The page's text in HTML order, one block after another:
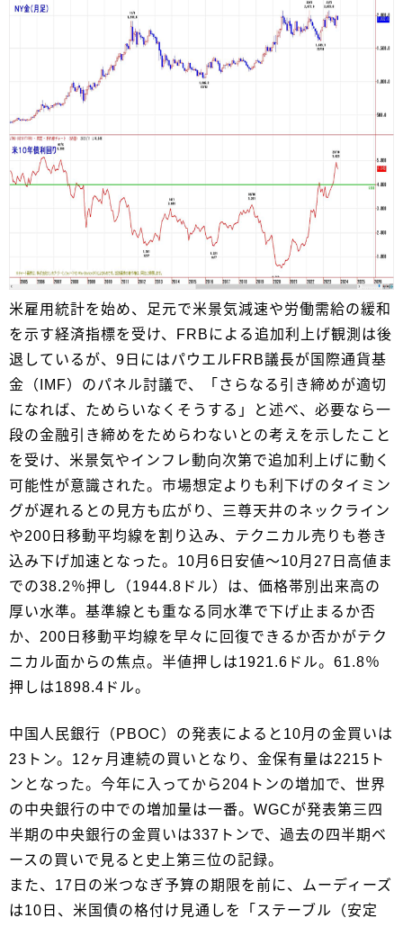
米雇用統計を始め、足元で米景気減速や労働需給の緩和
を示す経済指標を受け、FRBによる追加利上げ観測は後
退しているが、9日にはパウエルFRB議長が国際通貨基
金（IMF）のパネル討議で、「さらなる引き締めが適切
になれば、ためらいなくそうする」と述べ、必要なら一
段の金融引き締めをためらわないとの考えを示したこと
を受け、米景気やインフレ動向次第で追加利上げに動く
可能性が意識された。市場想定よりも利下げのタイミン
グが遅れるとの見方も広がり、三尊天井のネックライン
や200日移動平均線を割り込み、テクニカル売りも巻き
込み下げ加速となった。10月6日安値～10月27日高値ま
での38.2％押し（1944.8ドル）は、価格帯別出来高の
厚い水準。基準線とも重なる同水準で下げ止まるか否
か、200日移動平均線を早々に回復できるか否かがテク
ニカル面からの焦点。半値押しは1921.6ドル。61.8％
押しは1898.4ドル。
中国人民銀行（PBOC）の発表によると10月の金買いは
23トン。12ヶ月連続の買いとなり、金保有量は2215ト
ンとなった。今年に入ってから204トンの増加で、世界
の中央銀行の中での増加量は一番。WGCが発表第三四
半期の中央銀行の金買いは337トンで、過去の四半期ベ
ースの買いで見ると史上第三位の記録。
また、17日の米つなぎ予算の期限を前に、ムーディーズ
は10日、米国債の格付け見通しを「ステーブル（安定